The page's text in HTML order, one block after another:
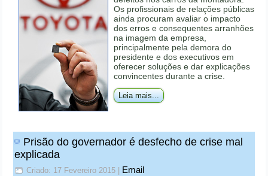
Os profissionais de relações públicas
ainda procuram avaliar o impacto
dos erros e consequentes arranhões
na imagem da empresa,
principalmente pela demora do
presidente e dos executivos em
oferecer soluções e dar explicações
convincentes durante a crise.
Leia mais...
Prisão do governador é desfecho de crise mal
explicada
Criado: 17 Fevereiro 2015 Email